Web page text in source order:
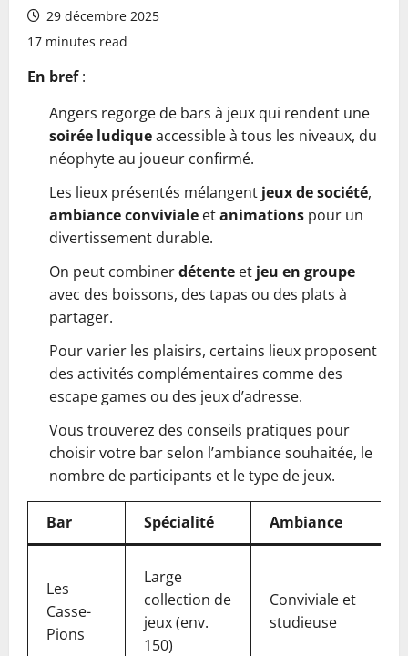
29 décembre 2025
17 minutes read
En bref:
Angers regorge de bars à jeux qui rendent une
soirée ludiqueaccessible à tous les niveaux, du
néophyte au joueur confirmé.
Les lieux présentés mélangent jeux de société,
ambiance conviviale etanimations pour un
divertissement durable.
On peut combinerdétente et jeu en groupe
avec des boissons, des tapas ou des plats à
partager.
Pour varier les plaisirs, certains lieux proposent
des activités complémentaires comme des
escape games ou des jeux d’adresse.
Vous trouverez des conseils pratiques pour
choisir votre bar selon l’ambiance souhaitée, le
nombre de participants et le type de jeux.
Bar Spécialité Ambiance
Les
Casse-
Pions
Large
collection de
jeux (env.
150)
Conviviale et
studieuse